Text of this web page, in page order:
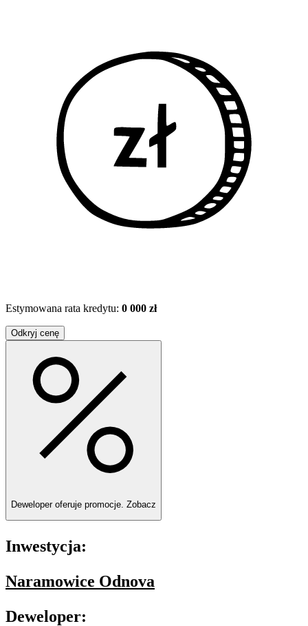
Estymowana rata kredytu: 0 000 zł
Odkryj cenę
Deweloper oferuje promocje. Zobacz
Inwestycja:
Naramowice Odnova
Deweloper: